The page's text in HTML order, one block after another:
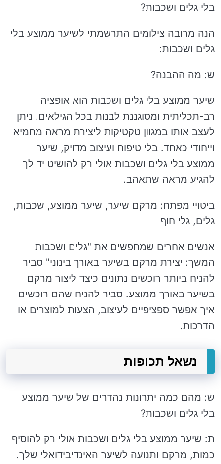
בלי גלים ושכבות?
הנה מרובה צילומים התרשמתי לשיער ממוצע בלי
גלים ושכבות:
ש: מה ההבנה?
שיער ממוצע בלי גלים ושכבות הוא אופציה
רב-תכליתית ומסוגננת לבנות בכל הגילאים. ניתן
לעצב אותו במגוון טקטיקות ליצירת מראה מחמיא
וייחודי כאחד. בלי טיפוח ועיצוב מדויק, שיער
ממוצע בלי גלים ושכבות אולי רק להושיט יד לך
להגיע מראה שתאהב.
ביטויי מפתח: מרקם שיער, שיער ממוצע, שכבות,
גלים, גלי חוף
אנשים אחרים שמחפשים את "גלים ושכבות
המשך: יצירת מרקם בשיער באורך בינוני" סביר
להניח ביותר רוכשים נתונים כיצד ליצור מרקם
בשיער באורך ממוצע. סביר להניח שהם רוכשים
איך אפשר ספציפיים לעיצוב, הצעות למוצרים או
הדרכות.
נשאל תכופות
ש: מהם כמה יתרונות נהדרים של שיער ממוצע
בלי גלים ושכבות?
ת: שיער ממוצע בלי גלים ושכבות אולי רק להוסיף
כמות, מרקם ותנועה לשיער האינדיבידואלי שלך.